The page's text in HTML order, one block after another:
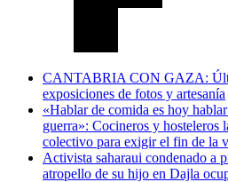
CANTABRIA CON GAZA:
exposiciones de fotos y artesanía
«Hablar de comida es hoy
guerra»: Cocineros y hosteleros
colectivo para exigir el fin de la
Activista saharaui condenado a
atropello de su hijo en Dajla